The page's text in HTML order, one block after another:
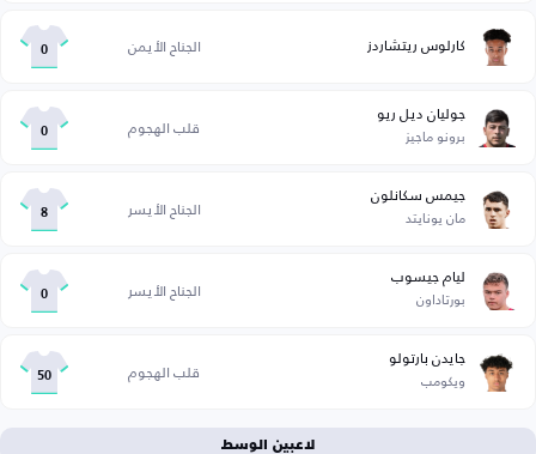
كارلوس ريتشاردز الجناح الأيمن 0
جوليان ديل ريو
برونو ماجيز قلب الهجوم 0
جيمس سكانلون
مان يونايتد الجناح الأيسر 8
ليام جيسوب
بورتاداون الجناح الأيسر 0
جايدن بارتولو
ويكومب قلب الهجوم 50
لاعبين الوسط